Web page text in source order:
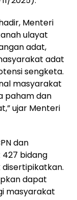
Menteri
ulayat
adat,
adat
sengketa.
masyarakat
paham dan
ujar Menteri
dan
bidang
dapat
masyarakat